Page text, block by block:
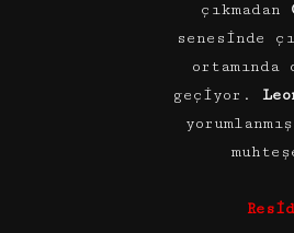
çıkmadan
senesinde
geçiyor.